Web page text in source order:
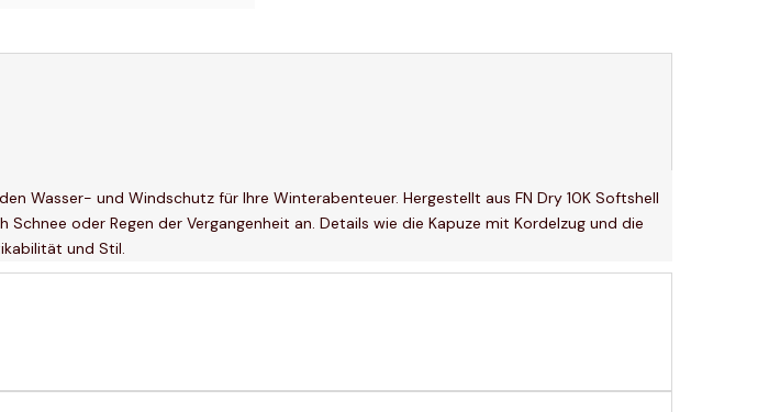
Wasser- und Windschutz für Ihre Winterabenteuer. Hergestellt aus FN Dry 10K Softshell
oder Regen der Vergangenheit an. Details wie die Kapuze mit Kordelzug und die
und Stil.